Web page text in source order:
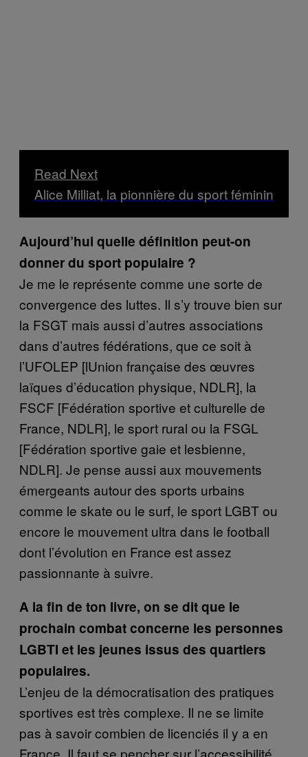
Read Next
Alice Milliat, la pionnière du sport féminin
Aujourd’hui quelle définition peut-on
donner du sport populaire ?
Je me le représente comme une sorte de
convergence des luttes. Il s’y trouve bien sur
la FSGT mais aussi d’autres associations
dans d’autres fédérations, que ce soit à
l’UFOLEP [lUnion française des œuvres
laïques d’éducation physique, NDLR], la
FSCF [Fédération sportive et culturelle de
France, NDLR], le sport rural ou la FSGL
[Fédération sportive gaie et lesbienne,
NDLR]. Je pense aussi aux mouvements
émergeants autour des sports urbains
comme le skate ou le surf, le sport LGBT ou
encore le mouvement ultra dans le football
dont l’évolution en France est assez
passionnante à suivre.
A la fin de ton livre, on se dit que le
prochain combat concerne les personnes
LGBTI et les jeunes issus des quartiers
populaires.
L’enjeu de la démocratisation des pratiques
sportives est très complexe. Il ne se limite
pas à savoir combien de licenciés il y a en
France. Il faut se pencher sur l’accessibilité